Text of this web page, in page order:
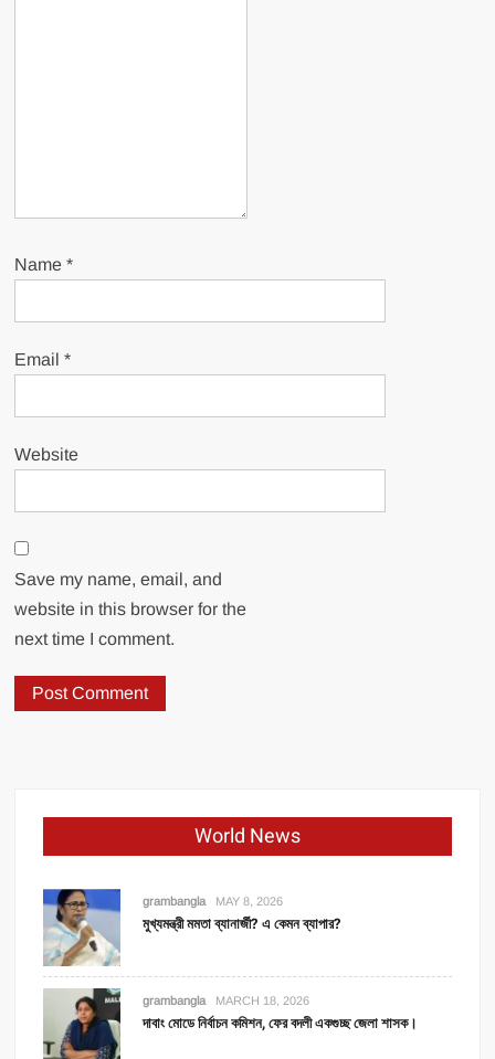
Name*
Email*
Website
Save my name, email, and
website in this browser for the
next time I comment.
World News
grambangla MAY 8, 2026
মুখ্যমন্ত্রী মমতা ব্যানার্জী? এ কেমন ব্যাপার?
grambangla MARCH 18, 2026
দাবাং মোডে নির্বাচন কমিশন, ফের বদলী একগুচ্ছ জেলা শাসক।